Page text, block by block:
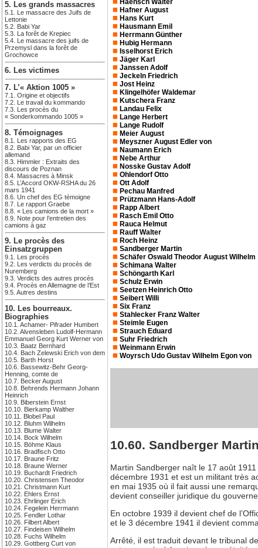
5. Les grands massacres
5.1. Le massacre des Juifs de
Lettonie
5.2. Babi Yar
5.3. La forêt de Krepiec
5.4. Le massacre des juifs de
Przemysl dans la forêt de
Grochowce
6. Les victimes
7. L’« Aktion 1005 »
7.1. Origine et objectifs
7.2. Le travail du kommando
7.3. Les procès du
« Sonderkommando 1005 »
8. Témoignages
8.1. Les rapports des EG
8.2. Babi Yar, par un officier
allemand
8.3. Himmler : Extraits des
discours de Poznan
8.4. Massacres à Minsk
8.5. L’Accord OKW-RSHA du 26
mars 1941
8.6. Un chef des EG témoigne
8.7. Le rapport Graebe
8.8. « Les camions de la mort »
8.9. Note pour l’entretien des
camions à gaz
9. Le procès des
Einsatzgruppen
9.1. Les procès
9.2. Les verdicts du procès de
Nuremberg
9.3. Verdicts des autres procès
9.4. Procès en Allemagne de l’Est
9.5. Autres destins
10. Les bourreaux.
Biographies
10.1. Achamer- Pifrader Humbert
10.2. Alvensleben Ludolf-Hermann
Emmanuel Georg Kurt Werner von
10.3. Baatz Bernhard
10.4. Bach Zelewski Erich von dem
10.5. Barth Horst
10.6. Bassewitz-Behr Georg-
Henning, comte de
10.7. Becker August
10.8. Behrends Hermann Johann
Heinrich
10.9. Biberstein Ernst
10.10. Bierkamp Walther
10.11. Blobel Paul
10.12. Bluhm Wilhelm
10.13. Blume Walter
10.14. Bock Wilhelm
10.15. Böhme Klaus
10.16. Bradfisch Otto
10.17. Braune Fritz
10.18. Braune Werner
10.19. Buchardt Friedrich
10.20. Christensen Theodor
10.21. Christmann Kurt
10.22. Ehlers Ernst
10.23. Ehrlinger Erich
10.24. Fegelein Herrmann
10.25. Fendler Lothar
10.26. Filbert Albert
10.27. Findeisen Wilhelm
10.28. Fuchs Wilhelm
10.29. Gottberg Curt von
Haensch Walter
Hafner August
Hans Kurt
Hausmann Emil
Herrmann Günther
Hubig Hermann
Isselhorst Erich
Jäger Karl
Janssen Adolf
Jeckeln Friedrich
Jost Heinz
Klingelhöfer Waldemar
Kutschera Franz
Landau Felix
Lange Herbert
Lange Rudolf
Meier August
Meyszner August Edler von
Naumann Erich
Nebe Arthur
Nosske Gustav Adolf
Ohlendorf Otto
Ott Adolf
Pechau Manfred
Prützmann Hans-Adolf
Rapp Albert
Rasch Emil Otto
Rauca Helmut
Rauff Walter
Roch Heinz
Sandberger Martin
Schäfer Oswald Theodor August Wilhelm
Schimana Walter
Schöngarth Karl
Schulz Erwin
Seetzen Heinrich Otto
Seibert Willi
Six Franz
Stahlecker Franz Walter
Steimle Eugen
Strauch Eduard
Suhr Friedrich
Weinmann Erwin
Woyrsch Udo Gustav Wilhelm Egon von
10.60. Sandberger Martin
Martin Sandberger naît le 17 août
décembre 1931 et est un militant très
en mai 1935 où il fait aussi une
devient conseiller juridique du
En octobre 1939 il devient chef de
et le 3 décembre 1941 il devient
Arrêté, il est traduit devant le tribunal